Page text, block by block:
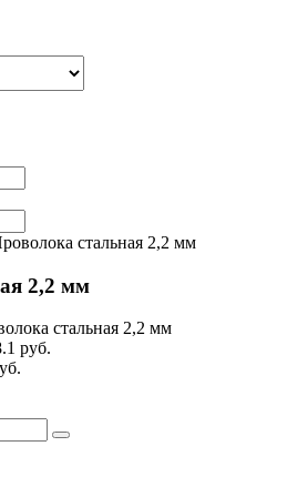
стальная 2,2 мм
2,2 мм
руб.